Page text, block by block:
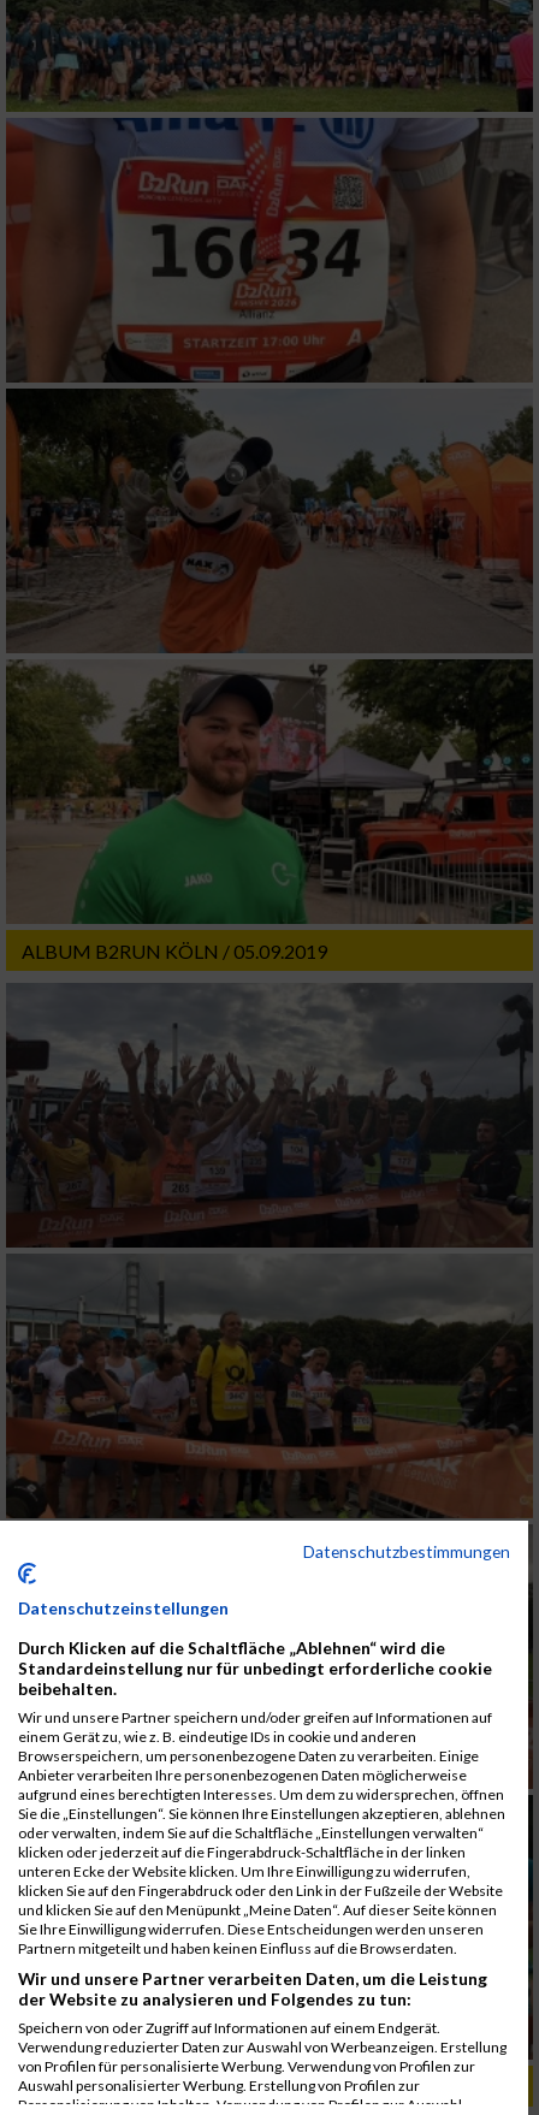
ALBUM B2RUN KÖLN / 05.09.2019
ALBUM B2RUN MÜNCHEN, B2RUN / 16.07.2019
Datenschutzbestimmungen
Datenschutzeinstellungen
Durch Klicken auf die Schaltfläche „Ablehnen“ wird die
Standardeinstellung nur für unbedingt erforderliche cookie
beibehalten.
Wir und unsere Partner speichern und/oder greifen auf Informationen auf
einem Gerät zu, wie z. B. eindeutige IDs in cookie und anderen
Browserspeichern, um personenbezogene Daten zu verarbeiten. Einige
Anbieter verarbeiten Ihre personenbezogenen Daten möglicherweise
aufgrund eines berechtigten Interesses. Um dem zu widersprechen, öffnen
Sie die „Einstellungen“. Sie können Ihre Einstellungen akzeptieren, ablehnen
oder verwalten, indem Sie auf die Schaltfläche „Einstellungen verwalten“
klicken oder jederzeit auf die Fingerabdruck-Schaltfläche in der linken
unteren Ecke der Website klicken. Um Ihre Einwilligung zu widerrufen,
klicken Sie auf den Fingerabdruck oder den Link in der Fußzeile der Website
und klicken Sie auf den Menüpunkt „Meine Daten“. Auf dieser Seite können
Sie Ihre Einwilligung widerrufen. Diese Entscheidungen werden unseren
Partnern mitgeteilt und haben keinen Einfluss auf die Browserdaten.
Wir und unsere Partner verarbeiten Daten, um die Leistung
der Website zu analysieren und Folgendes zu tun:
Speichern von oder Zugriff auf Informationen auf einem Endgerät.
Verwendung reduzierter Daten zur Auswahl von Werbeanzeigen. Erstellung
von Profilen für personalisierte Werbung. Verwendung von Profilen zur
Auswahl personalisierter Werbung. Erstellung von Profilen zur
Personalisierung von Inhalten. Verwendung von Profilen zur Auswahl